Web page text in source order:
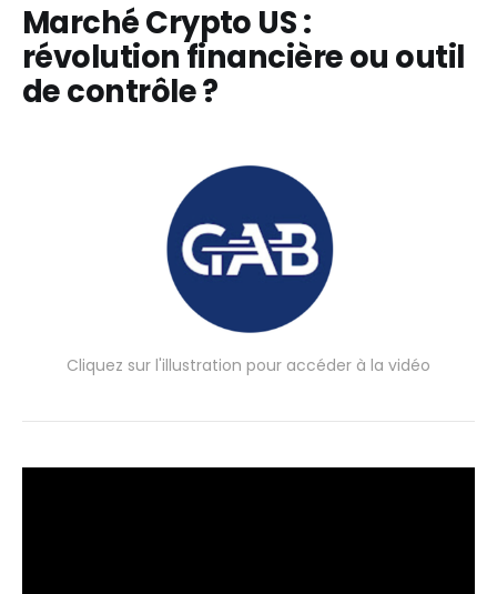
Marché Crypto US :
révolution financière ou outil
de contrôle ?
Cliquez sur l'illustration pour accéder à la vidéo